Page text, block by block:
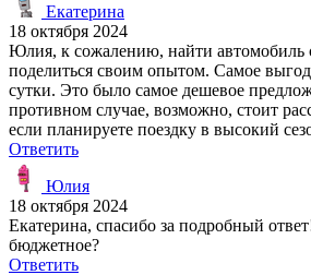
Екатерина
18 октября 2024
Юлия, к сожалению, найти автомобиль
поделиться своим опытом. Самое
сутки. Это было самое дешевое
противном случае, возможно, стоит
если планируете поездку в высокий
Ответить
Юлия
18 октября 2024
Екатерина, спасибо за подробный
бюджетное?
Ответить